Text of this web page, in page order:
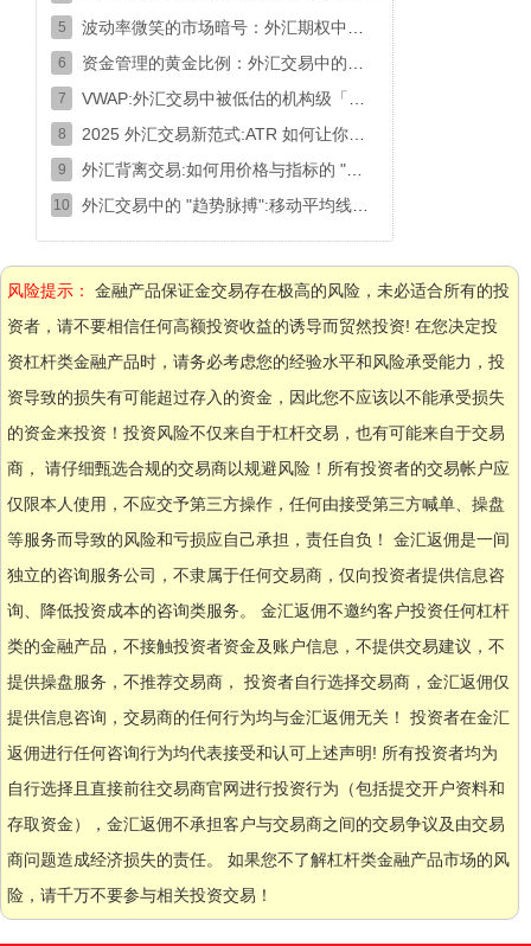
5
6
7
8
9
10
风险提示：
金融产品保证金交易存在极高的风险，未必适合所有的投
资者，请不要相信任何高额投资收益的诱导而贸然投资! 在您决定投
资杠杆类金融产品时，请务必考虑您的经验水平和风险承受能力，投
资导致的损失有可能超过存入的资金，因此您不应该以不能承受损失
的资金来投资！投资风险不仅来自于杠杆交易，也有可能来自于交易
商， 请仔细甄选合规的交易商以规避风险！所有投资者的交易帐户应
仅限本人使用，不应交予第三方操作，任何由接受第三方喊单、操盘
等服务而导致的风险和亏损应自己承担，责任自负！ 金汇返佣是一间
独立的咨询服务公司，不隶属于任何交易商，仅向投资者提供信息咨
询、降低投资成本的咨询类服务。 金汇返佣不邀约客户投资任何杠杆
类的金融产品，不接触投资者资金及账户信息，不提供交易建议，不
提供操盘服务，不推荐交易商， 投资者自行选择交易商，金汇返佣仅
提供信息咨询，交易商的任何行为均与金汇返佣无关！ 投资者在金汇
返佣进行任何咨询行为均代表接受和认可上述声明! 所有投资者均为
自行选择且直接前往交易商官网进行投资行为（包括提交开户资料和
存取资金），金汇返佣不承担客户与交易商之间的交易争议及由交易
商问题造成经济损失的责任。 如果您不了解杠杆类金融产品市场的风
险，请千万不要参与相关投资交易！